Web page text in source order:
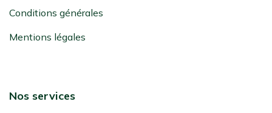
Conditions générales
Mentions légales
Nos services